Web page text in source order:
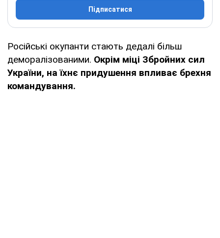
Підписатися
Російські окупанти стають дедалі більш
деморалізованими. Окрім міці Збройних сил
України, на їхнє придушення впливає брехня
командування.